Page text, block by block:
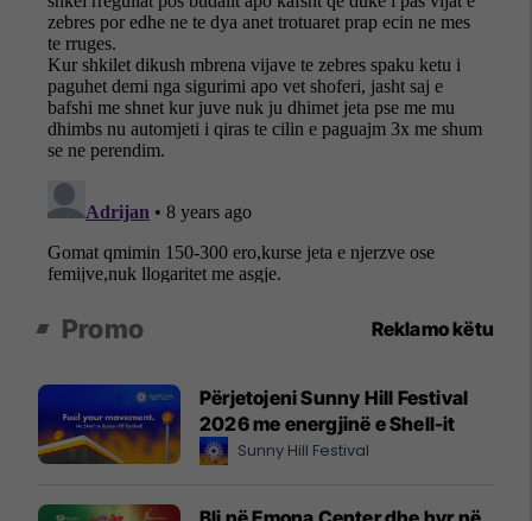
Promo Reklamo këtu
Përjetojeni Sunny Hill Festival
2026 me energjinë e Shell-it
Sunny Hill Festival